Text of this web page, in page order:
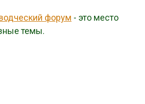
форум - это место
темы.